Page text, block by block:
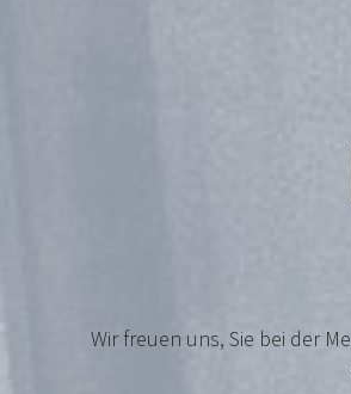
Wir freuen uns, Sie bei der